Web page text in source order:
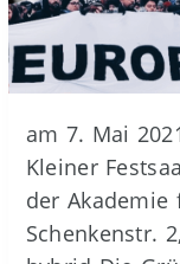
am 7. Mai
Kleiner
der Akademie
Schenkenstr.